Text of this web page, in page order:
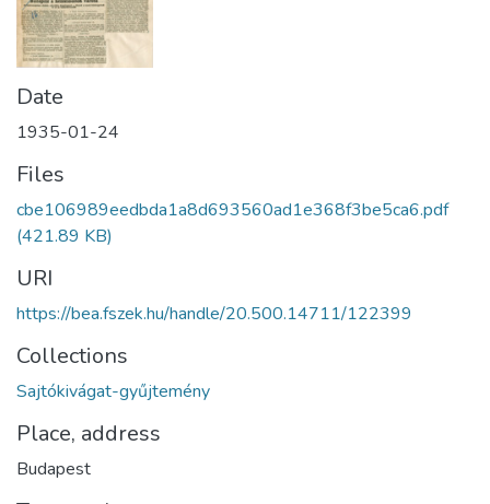
Date
1935-01-24
Files
cbe106989eedbda1a8d693560ad1e368f3be5ca6.pdf
(421.89 KB)
URI
https://bea.fszek.hu/handle/20.500.14711/122399
Collections
Sajtókivágat-gyűjtemény
Place, address
Budapest